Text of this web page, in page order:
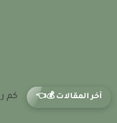
آخر المقالات 💰👈 كم راتب